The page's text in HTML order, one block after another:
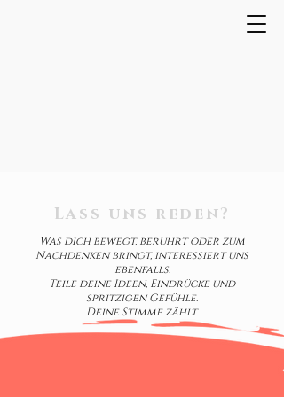
Lass uns reden?
Was dich bewegt, berührt oder zum
Nachdenken bringt, interessiert uns
ebenfalls.
Teile deine Ideen, Eindrücke und
spritzigen Gefühle.
Deine Stimme zählt.